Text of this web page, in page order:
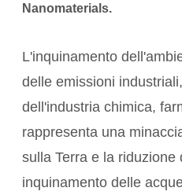
Nanomaterials.
L'inquinamento
delle emissioni
dell'industria chimica,
rappresenta una
sulla Terra e la riduzione
inquinamento delle